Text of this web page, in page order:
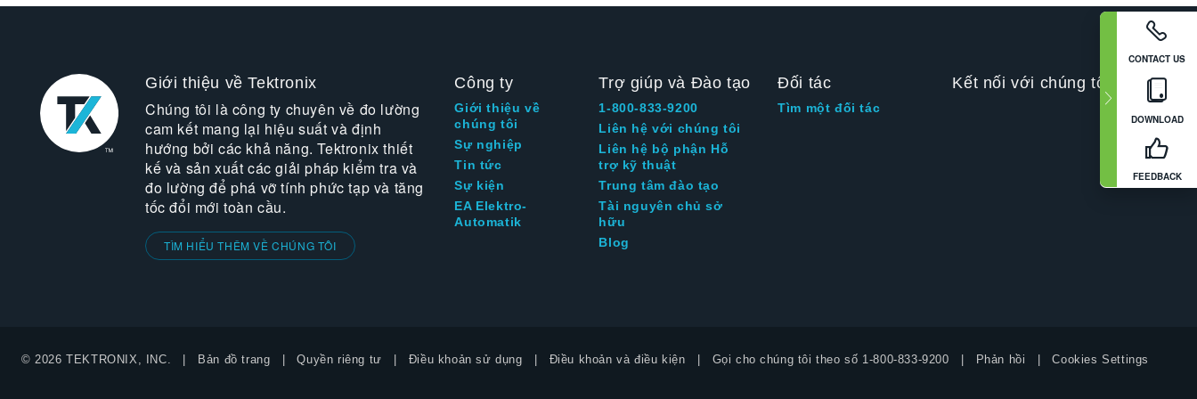
CONTACT US
DOWNLOAD
FEEDBACK
Giới thiệu về Tektronix
Chúng tôi là công ty chuyên về đo lường
cam kết mang lại hiệu suất và định
hướng bởi các khả năng. Tektronix thiết
kế và sản xuất các giải pháp kiểm tra và
đo lường để phá vỡ tính phức tạp và tăng
tốc đổi mới toàn cầu.
TÌM HIỂU THÊM VỀ CHÚNG TÔI
Công ty
Giới thiệu về
chúng tôi
Sự nghiệp
Tin tức
Sự kiện
EA Elektro-
Automatik
Trợ giúp và Đào tạo
1-800-833-9200
Liên hệ với chúng tôi
Liên hệ bộ phận Hỗ
trợ kỹ thuật
Trung tâm đào tạo
Tài nguyên chủ sở
hữu
Blog
Đối tác
Tìm một đối tác
Kết nối với chúng tôi
© 2026 TEKTRONIX, INC. Bản đồ trang Quyền riêng tư Điều khoản sử dụng Điều khoản và điều kiện Gọi cho chúng tôi theo số 1-800-833-9200 Phản hồi Cookies Settings